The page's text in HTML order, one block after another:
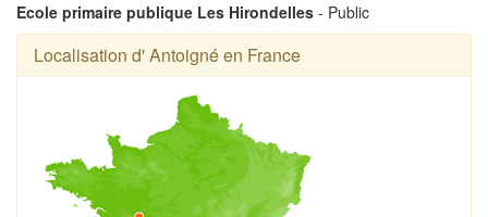
Ecole primaire publique Les Hirondelles - Public
Localisation d' Antoigné en France